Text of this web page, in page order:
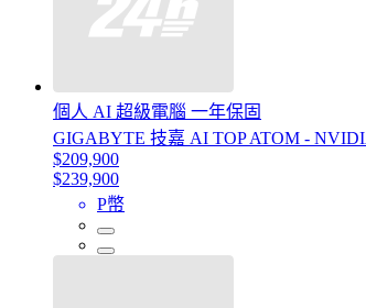
個人 AI 超級電腦​ 一年保固
GIGABYTE 技嘉 AI TOP ATOM -
$209,900
$239,900
P幣